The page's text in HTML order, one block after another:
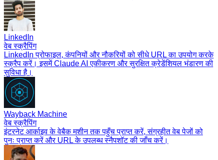
LinkedIn
वेब स्क्रैपिंग
LinkedIn प्रोफाइल, कंपनियों और नौकरियों को सीधे URL का उपयोग करके
स्क्रैप करें। इसमें Claude AI एकीकरण और सुरक्षित क्रेडेंशियल भंडारण की
सुविधा है।
Wayback Machine
वेब स्क्रैपिंग
इंटरनेट आर्काइव के वेबैक मशीन तक पहुँच प्राप्त करें, संग्रहीत वेब पेजों को
पुनः प्राप्त करें और URL के उपलब्ध स्नैपशॉट की जाँच करें।